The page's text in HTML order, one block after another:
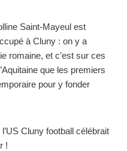
Saint-Mayeul est
à Cluny : on y a
romaine, et c’est sur ces
que les premiers
pour y fonder
Cluny football célébrait
!